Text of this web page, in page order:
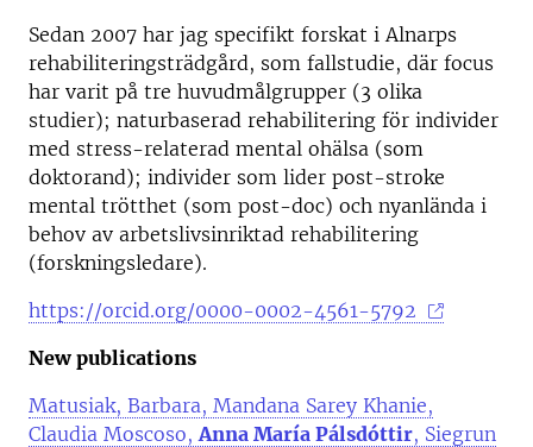
Sedan 2007 har jag specifikt forskat i Alnarps
rehabiliteringsträdgård, som fallstudie, där focus
har varit på tre huvudmålgrupper (3 olika
studier); naturbaserad rehabilitering för individer
med stress-relaterad mental ohälsa (som
doktorand); individer som lider post-stroke
mental trötthet (som post-doc) och nyanlända i
behov av arbetslivsinriktad rehabilitering
(forskningsledare).
https://orcid.org/0000-0002-4561-5792
New publications
Matusiak, Barbara, Mandana Sarey Khanie,
Claudia Moscoso,Anna María Pálsdóttir, Siegrun